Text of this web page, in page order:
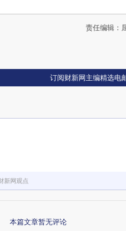
责任编辑：
订阅财新网主编精选电
新网观点
本篇文章暂无评论